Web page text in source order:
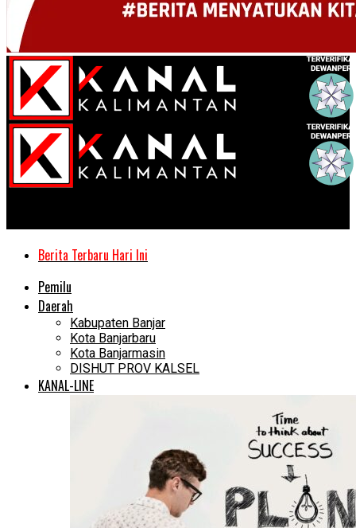
Berita Terbaru Hari Ini
Pemilu
Daerah
Kabupaten Banjar
Kota Banjarbaru
Kota Banjarmasin
DISHUT PROV KALSEL
KANAL-LINE